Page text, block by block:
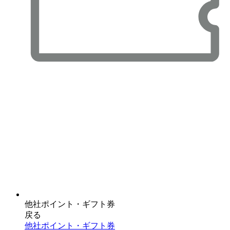
他社ポイント・ギフト券
戻る
他社ポイント・ギフト券